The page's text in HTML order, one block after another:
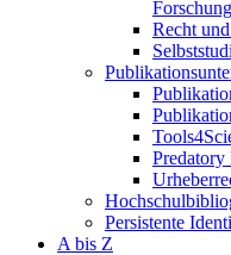
Recht
Predatory
Persistente
A bis Z